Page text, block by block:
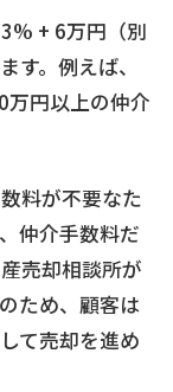
+ 6万円（別
す。例えば、
円以上の仲介
料が不要なた
仲介手数料だ
売却相談所が
ため、顧客は
て売却を進め